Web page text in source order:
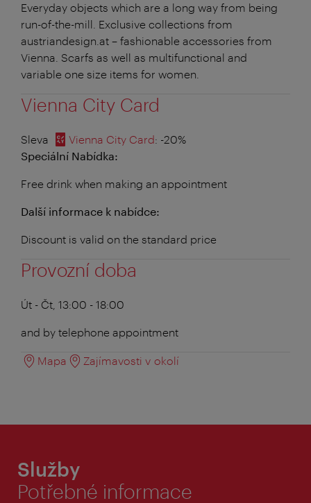
Everyday objects which are a long way from being
run-of-the-mill. Exclusive collections from
austriandesign.at – fashionable accessories from
Vienna. Scarfs as well as multifunctional and
variable one size items for women.
Vienna City Card
Sleva Vienna City Card: -20%
Speciální Nabídka:
Free drink when making an appointment
Další informace k nabídce:
Discount is valid on the standard price
Provozní doba
Út - Čt, 13:00 - 18:00
and by telephone appointment
Mapa Zajímavosti v okolí
Služby
Potřebné informace